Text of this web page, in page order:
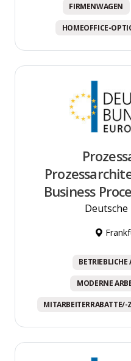
FIRMENWAGEN
HOMEOFFICE-
Business
BETRIEBLICHE
MODERNE
MITARBEITERRABATTE/-